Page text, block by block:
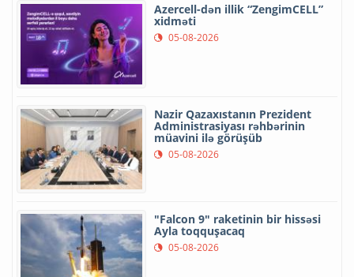
Azercell-dən illik “ZengimCELL”
xidməti
05-08-2026
Nazir Qazaxıstanın Prezident
Administrasiyası rəhbərinin
müavini ilə görüşüb
05-08-2026
"Falcon 9" raketinin bir hissəsi
Ayla toqquşacaq
05-08-2026